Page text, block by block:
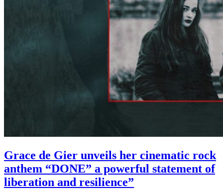
Grace de Gier unveils her cinematic rock
anthem “DONE” a powerful statement of
liberation and resilience”